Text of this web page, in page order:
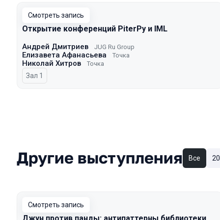
Смотреть запись
Открытие конференций PiterPy и IML
Андрей Дмитриев JUG Ru Group
Елизавета Афанасьева Точка
Николай Хитров Точка
Зал 1
Другие выступления Все
Смотреть запись